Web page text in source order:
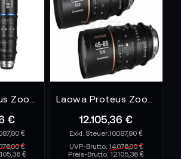
findest du die komplette
Cine- und Fotoobjektiven
– von
von experimentell bis filmisch.
abbilden, sondern erschaffen.
€
€
€
€
12.105,36 €
10.087,80 €
UVP-Brutto: 14.076,00 €
Preis-Brutto:12.105,36 €